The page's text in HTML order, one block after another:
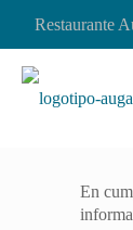
Restaurante
En